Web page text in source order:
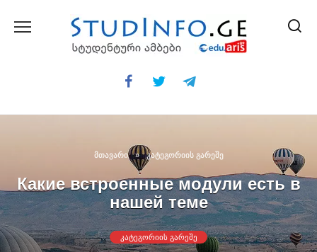
ᲛᲗᲐᲕᲐᲠᲘ » ᲙᲐᲢᲔᲒᲝᲠᲘᲘᲡ ᲒᲐᲠᲔᲨᲔ
Какие встроенные модули есть в
нашей теме
ᲙᲐᲢᲔᲒᲝᲠᲘᲘᲡ ᲒᲐᲠᲔᲨᲔ